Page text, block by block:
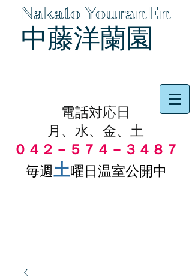
Nakato YouranEn
中藤洋蘭園
電話対応日
月、水、金、土
０４２－５７４－３４８７
毎週土曜日温室公開中